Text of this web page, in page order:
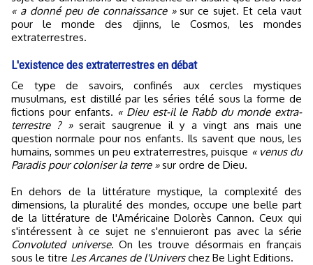
« a donné peu de connaissance »sur ce sujet. Et cela vaut
pour le monde des djinns, le Cosmos, les mondes
extraterrestres.
L'existence des extraterrestres en débat
Ce type de savoirs, confinés aux cercles mystiques
musulmans, est distillé par les séries télé sous la forme de
fictions pour enfants. « Dieu est-il le Rabb du monde extra-
terrestre ? »serait saugrenue il y a vingt ans mais une
question normale pour nos enfants. Ils savent que nous, les
humains, sommes un peu extraterrestres, puisque « venus du
Paradis pour coloniser la terre »sur ordre de Dieu.
En dehors de la littérature mystique, la complexité des
dimensions, la pluralité des mondes, occupe une belle part
de la littérature de l'Américaine Dolorès Cannon. Ceux qui
s'intéressent à ce sujet ne s'ennuieront pas avec la série
Convoluted universe. On les trouve désormais en français
sous le titre Les Arcanes de l'Universchez Be Light Editions.